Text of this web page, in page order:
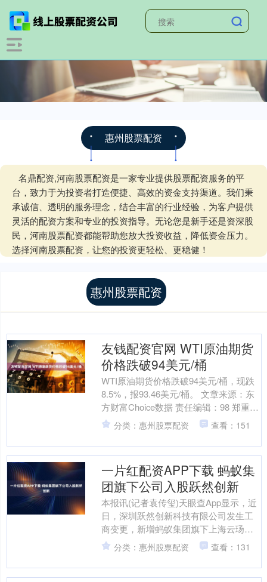
惠州股票配资
名鼎配资,河南股票配资是一家专业提供股票配资服务的平
台，致力于为投资者打造便捷、高效的资金支持渠道。我们秉
承诚信、透明的服务理念，结合丰富的行业经验，为客户提供
灵活的配资方案和专业的投资指导。无论您是新手还是资深股
民，河南股票配资都能帮助您放大投资收益，降低资金压力。
选择河南股票配资，让您的投资更轻松、更稳健！
惠州股票配资
友钱配资官网 WTI原油期货
价格跌破94美元/桶
WTI原油期货价格跌破94美元/桶，现跌
8.5%，报93.46美元/桶。 文章来源：东
方财富Choice数据 责任编辑：98 郑重声
明：东方财富发布此内容旨在传....
分类：惠州股票配资 查看：151
一片红配资APP下载 蚂蚁集
团旗下公司入股跃然创新
本报讯(记者袁传玺)天眼查App显示，近
日，深圳跃然创新科技有限公司发生工
商变更，新增蚂蚁集团旗下上海云玚企
业管理咨询有限公司为股东，同时，注
册资本由约307.....
分类：惠州股票配资 查看：131